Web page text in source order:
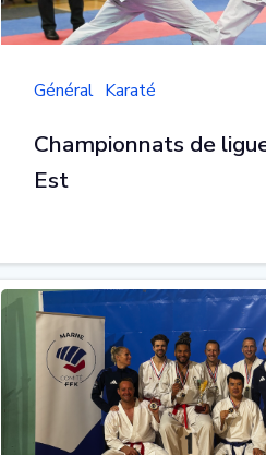
Général Karaté
Championnats de
Est